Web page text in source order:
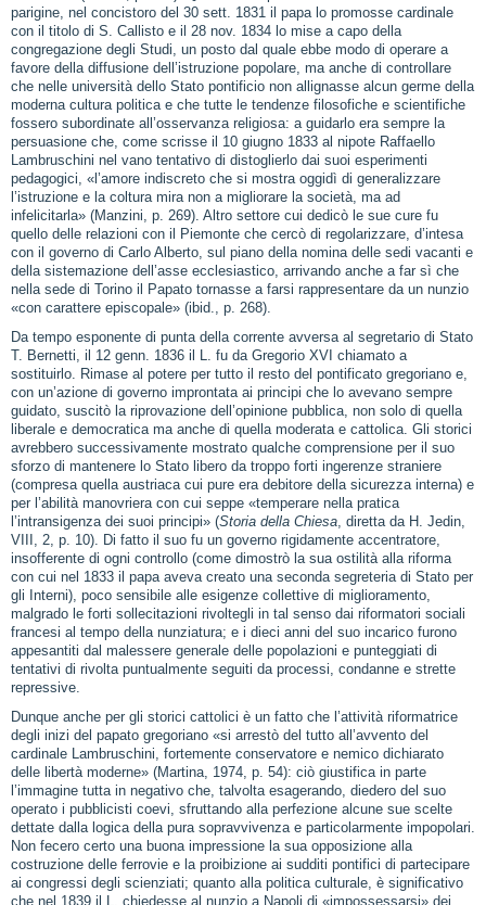
parigine, nel concistoro del 30 sett. 1831 il papa lo promosse cardinale
con il titolo di S. Callisto e il 28 nov. 1834 lo mise a capo della
congregazione degli Studi, un posto dal quale ebbe modo di operare a
favore della diffusione dell’istruzione popolare, ma anche di controllare
che nelle università dello Stato pontificio non allignasse alcun germe della
moderna cultura politica e che tutte le tendenze filosofiche e scientifiche
fossero subordinate all’osservanza religiosa: a guidarlo era sempre la
persuasione che, come scrisse il 10 giugno 1833 al nipote Raffaello
Lambruschini nel vano tentativo di distoglierlo dai suoi esperimenti
pedagogici, «l’amore indiscreto che si mostra oggidì di generalizzare
l’istruzione e la coltura mira non a migliorare la società, ma ad
infelicitarla» (Manzini, p. 269). Altro settore cui dedicò le sue cure fu
quello delle relazioni con il Piemonte che cercò di regolarizzare, d’intesa
con il governo di Carlo Alberto, sul piano della nomina delle sedi vacanti e
della sistemazione dell’asse ecclesiastico, arrivando anche a far sì che
nella sede di Torino il Papato tornasse a farsi rappresentare da un nunzio
«con carattere episcopale» (ibid., p. 268).
Da tempo esponente di punta della corrente avversa al segretario di Stato
T. Bernetti, il 12 genn. 1836 il L. fu da Gregorio XVI chiamato a
sostituirlo. Rimase al potere per tutto il resto del pontificato gregoriano e,
con un’azione di governo improntata ai principi che lo avevano sempre
guidato, suscitò la riprovazione dell’opinione pubblica, non solo di quella
liberale e democratica ma anche di quella moderata e cattolica. Gli storici
avrebbero successivamente mostrato qualche comprensione per il suo
sforzo di mantenere lo Stato libero da troppo forti ingerenze straniere
(compresa quella austriaca cui pure era debitore della sicurezza interna) e
per l’abilità manovriera con cui seppe «temperare nella pratica
l’intransigenza dei suoi principi» (Storia della Chiesa, diretta da H. Jedin,
VIII, 2, p. 10). Di fatto il suo fu un governo rigidamente accentratore,
insofferente di ogni controllo (come dimostrò la sua ostilità alla riforma
con cui nel 1833 il papa aveva creato una seconda segreteria di Stato per
gli Interni), poco sensibile alle esigenze collettive di miglioramento,
malgrado le forti sollecitazioni rivoltegli in tal senso dai riformatori sociali
francesi al tempo della nunziatura; e i dieci anni del suo incarico furono
appesantiti dal malessere generale delle popolazioni e punteggiati di
tentativi di rivolta puntualmente seguiti da processi, condanne e strette
repressive.
Dunque anche per gli storici cattolici è un fatto che l’attività riformatrice
degli inizi del papato gregoriano «si arrestò del tutto all’avvento del
cardinale Lambruschini, fortemente conservatore e nemico dichiarato
delle libertà moderne» (Martina, 1974, p. 54): ciò giustifica in parte
l’immagine tutta in negativo che, talvolta esagerando, diedero del suo
operato i pubblicisti coevi, sfruttando alla perfezione alcune sue scelte
dettate dalla logica della pura sopravvivenza e particolarmente impopolari.
Non fecero certo una buona impressione la sua opposizione alla
costruzione delle ferrovie e la proibizione ai sudditi pontifici di partecipare
ai congressi degli scienziati; quanto alla politica culturale, è significativo